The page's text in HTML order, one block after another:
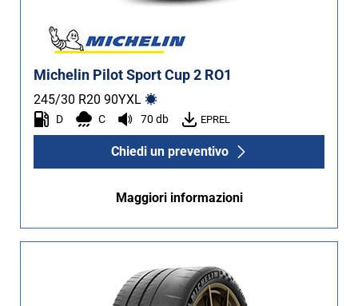
Michelin Pilot Sport Cup 2 RO1
245/30 R20 90YXL
D C 70 db EPREL
Chiedi un preventivo
Maggiori informazioni